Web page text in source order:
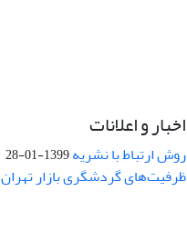
اخبار و اعلانات
روش ارتباط با نشریه1399-01-28
ظرفیت‌های گردشگری بازار تهران